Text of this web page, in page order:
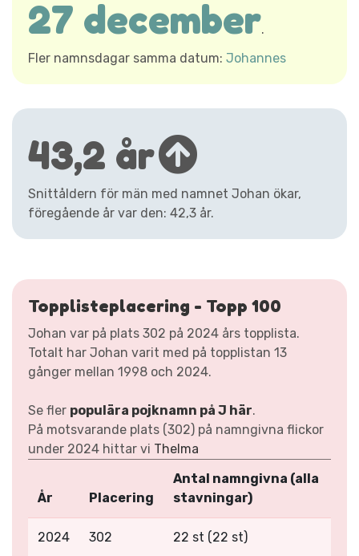
27 december.
Fler namnsdagar samma datum: Johannes
43,2 år
Snittåldern för män med namnet Johan ökar,
föregående år var den: 42,3 år.
Topplisteplacering - Topp 100
Johan var på plats 302 på 2024 års topplista.
Totalt har Johan varit med på topplistan 13
gånger mellan 1998 och 2024.
Se fler populära pojknamn på J här.
På motsvarande plats (302) på namngivna flickor
under 2024 hittar vi Thelma
År Placering
Antal namngivna (alla
stavningar)
2024 302 22 st (22 st)